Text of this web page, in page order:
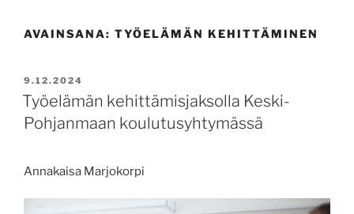
AVAINSANA: TYÖELÄMÄN KEHITTÄMINEN
JULKAISTU
9.12.2024
Työelämän kehittämisjaksolla Keski-
Pohjanmaan koulutusyhtymässä
Annakaisa Marjokorpi